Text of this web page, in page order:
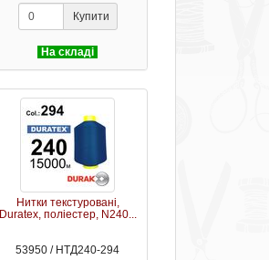
Купити
На складі
Нитки текстуровані,
Duratex, поліестер, N240...
53950 / НТД240-294